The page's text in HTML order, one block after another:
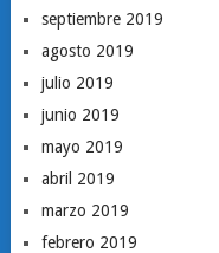
septiembre 2019
agosto 2019
julio 2019
junio 2019
mayo 2019
abril 2019
marzo 2019
febrero 2019